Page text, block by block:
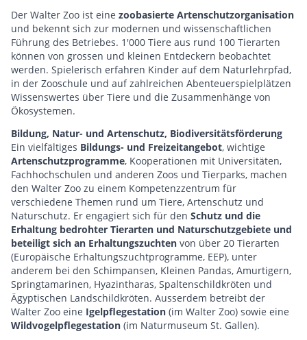
Der Walter Zoo ist eine zoobasierte Artenschutzorganisation
und bekennt sich zur modernen und wissenschaftlichen
Führung des Betriebes. 1'000 Tiere aus rund 100 Tierarten
können von grossen und kleinen Entdeckern beobachtet
werden. Spielerisch erfahren Kinder auf dem Naturlehrpfad,
in der Zooschule und auf zahlreichen Abenteuerspielplätzen
Wissenswertes über Tiere und die Zusammenhänge von
Ökosystemen.
Bildung, Natur- und Artenschutz, Biodiversitätsförderung
Ein vielfältiges Bildungs- und Freizeitangebot, wichtige
Artenschutzprogramme, Kooperationen mit Universitäten,
Fachhochschulen und anderen Zoos und Tierparks, machen
den Walter Zoo zu einem Kompetenzzentrum für
verschiedene Themen rund um Tiere, Artenschutz und
Naturschutz. Er engagiert sich für den Schutz und die
Erhaltung bedrohter Tierarten und Naturschutzgebiete und
beteiligt sich an Erhaltungszuchten von über 20 Tierarten
(Europäische Erhaltungszuchtprogramme, EEP), unter
anderem bei den Schimpansen, Kleinen Pandas, Amurtigern,
Springtamarinen, Hyazintharas, Spaltenschildkröten und
Ägyptischen Landschildkröten. Ausserdem betreibt der
Walter Zoo eine Igelpflegestation (im Walter Zoo) sowie eine
Wildvogelpflegestation (im Naturmuseum St. Gallen).